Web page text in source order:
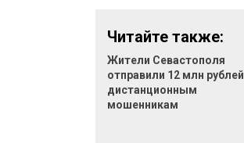
Читайте также:
Жители Севастополя
отправили 12 млн рублей
дистанционным
мошенникам